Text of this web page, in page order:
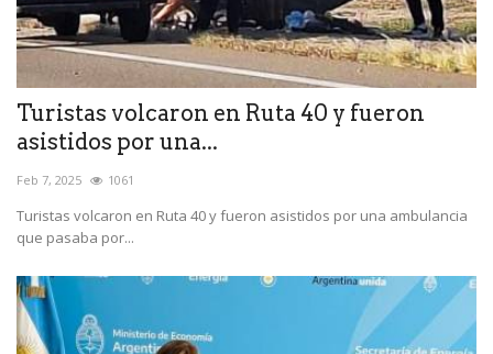
Turistas volcaron en Ruta 40 y fueron
asistidos por una...
Feb 7, 2025 1061
Turistas volcaron en Ruta 40 y fueron asistidos por una ambulancia
que pasaba por...